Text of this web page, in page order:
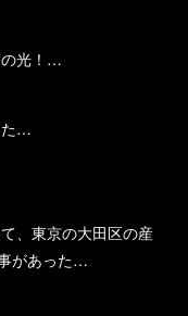
の光！…
た…
、東京の大田区の産
があった…